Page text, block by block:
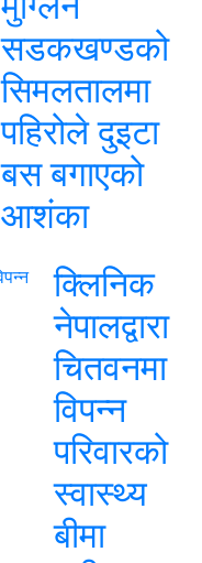
सडकखण्डको
सिमलतालमा
पहिरोले दुइटा
बस बगाएको
आशंका
क्लिनिक
नेपालद्वारा
चितवनमा
विपन्न
परिवारको
स्वास्थ्य
बीमा